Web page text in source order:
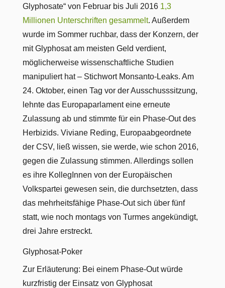
Glyphosate“ von Februar bis Juli 2016 1,3
Millionen Unterschriften gesammelt. Außerdem
wurde im Sommer ruchbar, dass der Konzern, der
mit Glyphosat am meisten Geld verdient,
möglicherweise wissenschaftliche Studien
manipuliert hat – Stichwort Monsanto-Leaks. Am
24. Oktober, einen Tag vor der Ausschusssitzung,
lehnte das Europaparlament eine erneute
Zulassung ab und stimmte für ein Phase-Out des
Herbizids. Viviane Reding, Europaabgeordnete
der CSV, ließ wissen, sie werde, wie schon 2016,
gegen die Zulassung stimmen. Allerdings sollen
es ihre KollegInnen von der Europäischen
Volkspartei gewesen sein, die durchsetzten, dass
das mehrheitsfähige Phase-Out sich über fünf
statt, wie noch montags von Turmes angekündigt,
drei Jahre erstreckt.
Glyphosat-Poker
Zur Erläuterung: Bei einem Phase-Out würde
kurzfristig der Einsatz von Glyphosat